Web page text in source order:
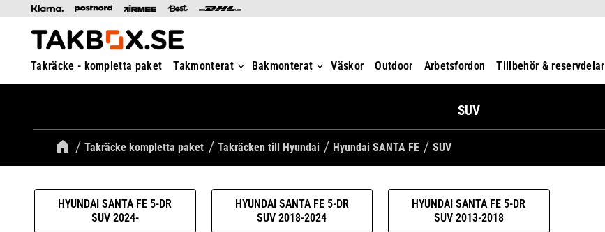
Takräcke - kompletta paket Takmonterat Bakmonterat Väskor Outdoor Arbetsfordon Tillbehör & reservdelar
SUV
Takräcke kompletta paket Takräcken till Hyundai Hyundai SANTA FE SUV
HYUNDAI SANTA FE 5-DR
SUV 2024-
HYUNDAI SANTA FE 5-DR
SUV 2018-2024
HYUNDAI SANTA FE 5-DR
SUV 2013-2018